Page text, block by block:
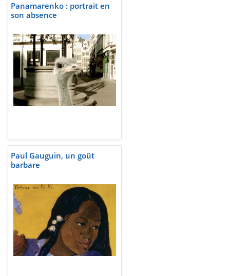
Panamarenko : portrait en
son absence
Paul Gauguin, un goût
barbare